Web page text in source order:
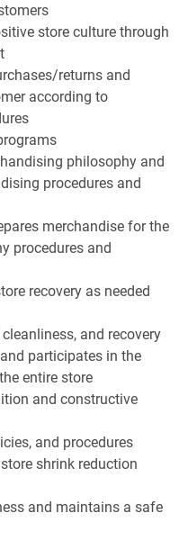
store culture through
returns and
according to
philosophy and
procedures and
merchandise for the
procedures and
recovery as needed
and recovery
participates in the
entire store
and constructive
and procedures
shrink reduction
and maintains a safe